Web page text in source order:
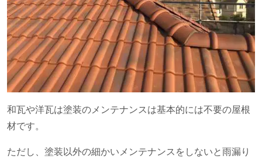
和瓦や洋瓦は塗装のメンテナンスは基本的には不要の屋根
材です。
ただし、塗装以外の細かいメンテナンスをしないと雨漏り